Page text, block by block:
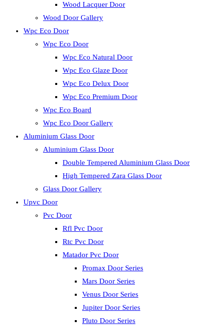
Wood Lacquer Door
Wood Door Gallery
Wpc Eco Door
Wpc Eco Door
Wpc Eco Natural Door
Wpc Eco Glaze Door
Wpc Eco Delux Door
Wpc Eco Premium Door
Wpc Eco Board
Wpc Eco Door Gallery
Aluminium Glass Door
Aluminium Glass Door
Double Tempered Aluminium Glass Door
High Tempered Zara Glass Door
Glass Door Gallery
Upvc Door
Pvc Door
Rfl Pvc Door
Rtc Pvc Door
Matador Pvc Door
Promax Door Series
Mars Door Series
Venus Door Series
Jupiter Door Series
Pluto Door Series